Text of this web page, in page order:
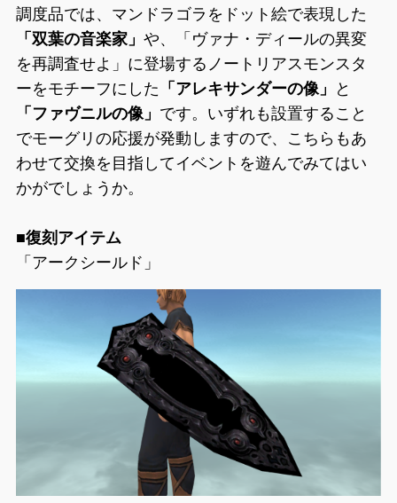
調度品では、マンドラゴラをドット絵で表現した
「双葉の音楽家」 や、「ヴァナ・ディールの異変
を再調査せよ」に登場するノートリアスモンスタ
ーをモチーフにした 「アレキサンダーの像」 と
「ファヴニルの像」 です。いずれも設置すること
でモーグリの応援が発動しますので、こちらもあ
わせて交換を目指してイベントを遊んでみてはい
かがでしょうか。
■復刻アイテム
「アークシールド」